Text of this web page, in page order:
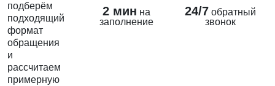
подберём
подходящий
формат
обращения
и
рассчитаем
примерную
2 мин на
заполнение
24/7 обратный
звонок